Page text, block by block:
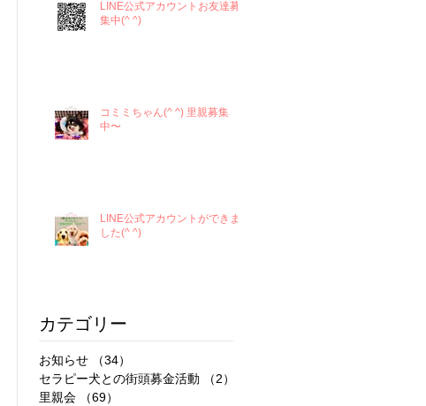
LINE公式アカウントお友達募
集中(^ ^)
コミミちゃん(^ ^) 里親募集
中〜
LINE公式アカウントができま
した(^ ^)
カテゴリー
お知らせ （34）
セラピー犬との街頭募金活動
（2）
里親会
（69）